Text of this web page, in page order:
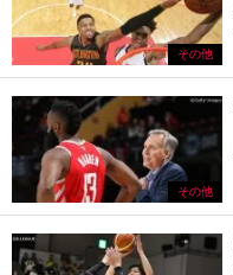
その他
その他